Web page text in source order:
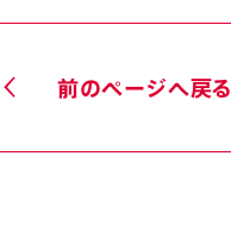
前のページへ戻る